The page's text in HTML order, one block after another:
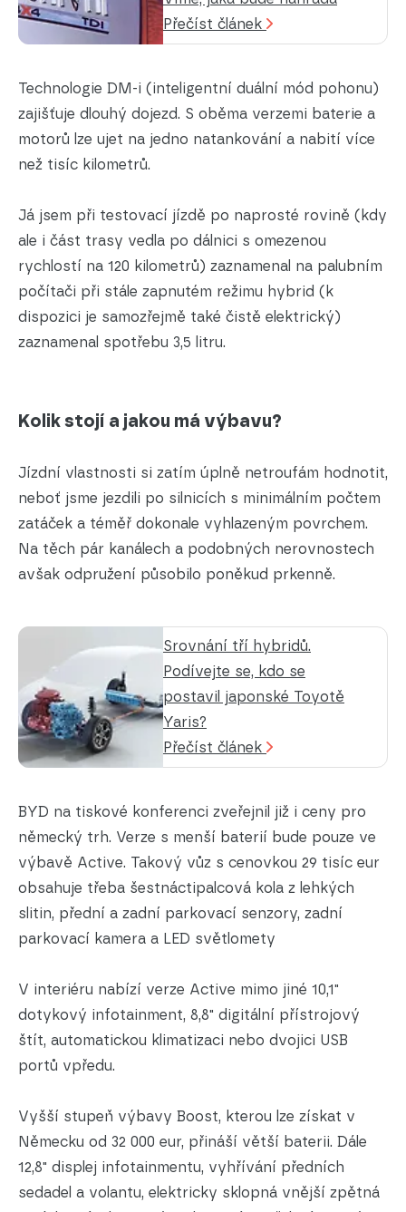
Přečíst článek
Technologie DM-i (inteligentní duální mód pohonu)
zajišťuje dlouhý dojezd. S oběma verzemi baterie a
motorů lze ujet na jedno natankování a nabití více
než tisíc kilometrů.
Já jsem při testovací jízdě po naprosté rovině (kdy
ale i část trasy vedla po dálnici s omezenou
rychlostí na 120 kilometrů) zaznamenal na palubním
počítači při stále zapnutém režimu hybrid (k
dispozici je samozřejmě také čistě elektrický)
zaznamenal spotřebu 3,5 litru.
Kolik stojí a jakou má výbavu?
Jízdní vlastnosti si zatím úplně netroufám hodnotit,
neboť jsme jezdili po silnicích s minimálním počtem
zatáček a téměř dokonale vyhlazeným povrchem.
Na těch pár kanálech a podobných nerovnostech
avšak odpružení působilo poněkud prkenně.
Srovnání tří hybridů.
Podívejte se, kdo se
postavil japonské Toyotě
Yaris?
Přečíst článek
BYD na tiskové konferenci zveřejnil již i ceny pro
německý trh. Verze s menší baterií bude pouze ve
výbavě Active. Takový vůz s cenovkou 29 tisíc eur
obsahuje třeba šestnáctipalcová kola z lehkých
slitin, přední a zadní parkovací senzory, zadní
parkovací kamera a LED světlomety
V interiéru nabízí verze Active mimo jiné 10,1"
dotykový infotainment, 8,8" digitální přístrojový
štít, automatickou klimatizaci nebo dvojici USB
portů vpředu.
Vyšší stupeň výbavy Boost, kterou lze získat v
Německu od 32 000 eur, přináší větší baterii. Dále
12,8" displej infotainmentu, vyhřívání předních
sedadel a volantu, elektricky sklopná vnější zpětná